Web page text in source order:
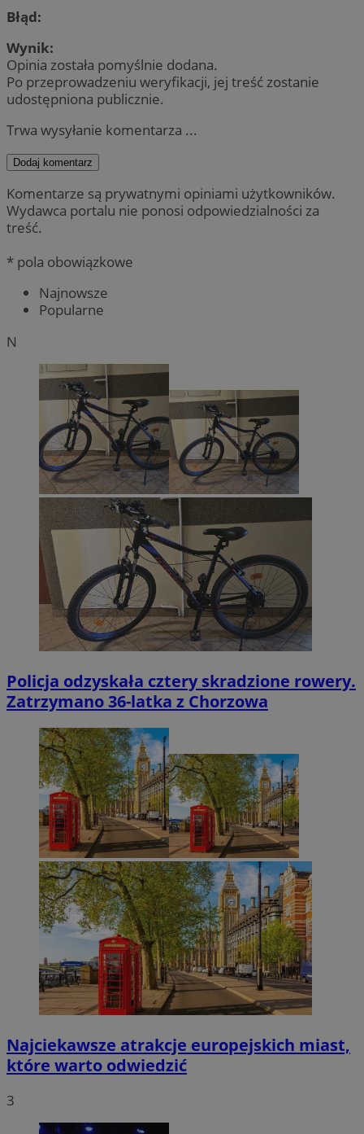
Błąd:
Wynik:
Opinia została pomyślnie dodana.
Po przeprowadzeniu weryfikacji, jej treść zostanie
udostępniona publicznie.
Trwa wysyłanie komentarza ...
Dodaj komentarz
Komentarze są prywatnymi opiniami użytkowników.
Wydawca portalu nie ponosi odpowiedzialności za
treść.
* pola obowiązkowe
Najnowsze
Popularne
N
Policja odzyskała cztery skradzione rowery.
Zatrzymano 36-latka z Chorzowa
Najciekawsze atrakcje europejskich miast,
które warto odwiedzić
3